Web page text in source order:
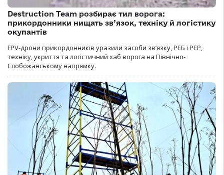
Destruction Team розбирає тил ворога:
прикордонники нищать зв’язок, техніку й логістику
окупантів
FPV-дрони прикордонників уразили засоби зв’язку, РЕБ і РЕР,
техніку, укриття та логістичний хаб ворога на Північно-
Слобожанському напрямку.